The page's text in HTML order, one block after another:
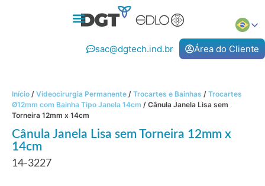
sac@dgtech.ind.br Área do Cliente
Início / Videocirurgia Permanente / Trocartes e Bainhas / Trocartes
Ø12mm com Bainha Tipo Janela 14cm / Cânula Janela Lisa sem
Torneira 12mm x 14cm
Cânula Janela Lisa sem Torneira 12mm x
14cm
14-3227